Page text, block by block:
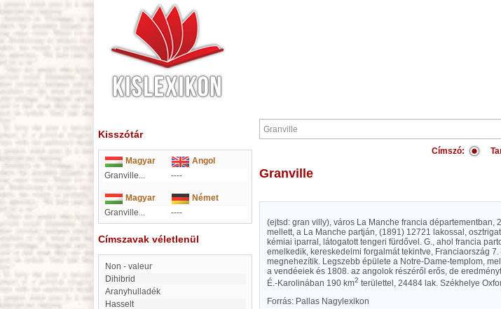
Kisszótár
Magyar
Angol
Granville...
----
Magyar
Német
Granville...
----
Címszavak véletlenül
Non - valeur
dihibrid
Aranyhulladék
Hasselt
Címszó:
Granville
(ejtsd: gran villy), város La Manche francia départementban,
mellett, a La Manche partján, (1891) 12721 lakossal,
kémiai iparral, látogatott tengeri fürdővel. G., ahol francia
emelkedik, kereskedelmi forgalmát tekintve, Franciaország
megnehezítik. Legszebb épülete a Notre-Dame-templom,
a vendéeiek és 1808. az angolok részéről erős, de
É.-Karolinában 190 km2 területtel, 24484 lak. Székhelye
Forrás: Pallas Nagylexikon